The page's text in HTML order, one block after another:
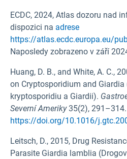
ECDC, 2024, Atlas dozoru nad
dispozici na adrese
https://atlas.ecdc.europa.eu/
Naposledy zobrazeno v září
Huang, D. B., and White, A. C.,
on Cryptosporidium and
kryptosporidiu a Giardii).
Severní Ameriky35(2), 291–314.
https://doi.org/10.1016/
Leitsch, D., 2015, Drug
Parasite Giardia lamblia